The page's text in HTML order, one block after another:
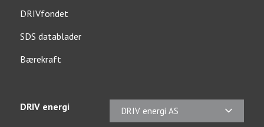
DRIVfondet
SDS datablader
Bærekraft
DRIV energi DRIV energi AS